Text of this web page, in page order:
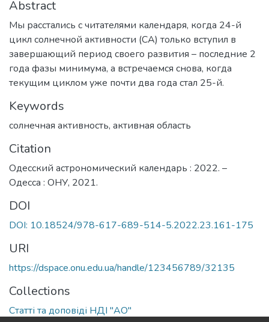
Abstract
Мы расстались с читателями календаря, когда 24-й
цикл солнечной активности (СА) только вступил в
завершающий период своего развития – последние 2
года фазы минимума, а встречаемся снова, когда
текущим циклом уже почти два года стал 25-й.
Keywords
солнечная активность, активная область
Citation
Одесский астрономический календарь : 2022. –
Одесса : ОНУ, 2021.
DOI
DOI: 10.18524/978-617-689-514-5.2022.23.161-175
URI
https://dspace.onu.edu.ua/handle/123456789/32135
Collections
Статті та доповіді НДІ "АО"